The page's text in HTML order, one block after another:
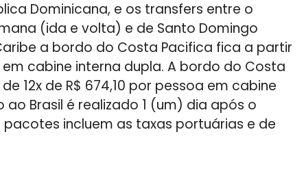
Dominicana, e os transfers entre o
(ida e volta) e de Santo Domingo
a bordo do Costa Pacifica fica a partir
em cabine interna dupla. A bordo do Costa
12x de R$ 674,10 por pessoa em cabine
Brasil é realizado 1 (um) dia após o
incluem as taxas portuárias e de